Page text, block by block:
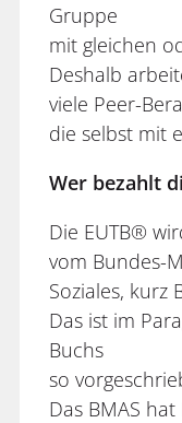
Gruppe
mit gleichen
Deshalb
viele Peer-
die selbst mit
Wer bezahlt
Die EUTB®
vom Bundes-
Soziales, kurz
Das ist im
Buchs
so
Das BMAS